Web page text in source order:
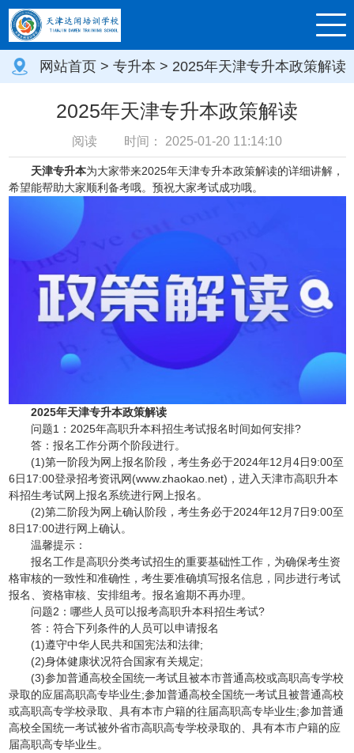
网站首页 > 专升本 > 2025年天津专升本政策解读
2025年天津专升本政策解读
阅读 时间： 2025-01-20 11:14:10
天津专升本为大家带来2025年天津专升本政策解读的详细讲解，
希望能帮助大家顺利备考哦。预祝大家考试成功哦。
2025年天津专升本政策解读
问题1：2025年高职升本科招生考试报名时间如何安排?
答：报名工作分两个阶段进行。
(1)第一阶段为网上报名阶段，考生务必于2024年12月4日9:00至
6日17:00登录招考资讯网(www.zhaokao.net)，进入天津市高职升本
科招生考试网上报名系统进行网上报名。
(2)第二阶段为网上确认阶段，考生务必于2024年12月7日9:00至
8日17:00进行网上确认。
温馨提示：
报名工作是高职分类考试招生的重要基础性工作，为确保考生资
格审核的一致性和准确性，考生要准确填写报名信息，同步进行考试
报名、资格审核、安排组考。报名逾期不再办理。
问题2：哪些人员可以报考高职升本科招生考试?
答：符合下列条件的人员可以申请报名
(1)遵守中华人民共和国宪法和法律;
(2)身体健康状况符合国家有关规定;
(3)参加普通高校全国统一考试且被本市普通高校或高职高专学校
录取的应届高职高专毕业生;参加普通高校全国统一考试且被普通高校
或高职高专学校录取、具有本市户籍的往届高职高专毕业生;参加普通
高校全国统一考试被外省市高职高专学校录取的、具有本市户籍的应
届高职高专毕业生。